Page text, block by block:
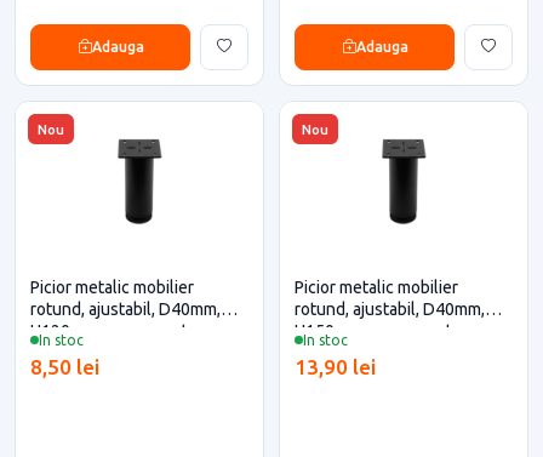
Adauga Adauga
Nou
In stoc
Picior metalic mobilier
rotund, ajustabil, D40mm,
H120mm, negru pentru casa
8,50 lei
Nou
In stoc
Picior metalic mobilier
rotund, ajustabil, D40mm,
H150mm, negru pentru casa
13,90 lei